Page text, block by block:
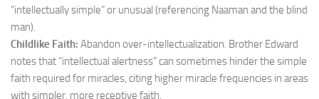
“intellectually simple” or unusual (referencing Naaman and the blind
man).
Childlike Faith: Abandon over-intellectualization. Brother Edward
notes that “intellectual alertness” can sometimes hinder the simple
faith required for miracles, citing higher miracle frequencies in areas
with simpler, more receptive faith.